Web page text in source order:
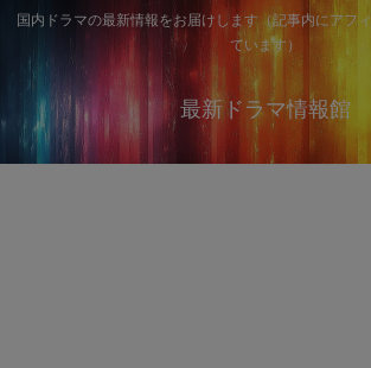
国内ドラマの最新情報をお届けします（記事内にアフ
ています）
最新ドラマ情報館